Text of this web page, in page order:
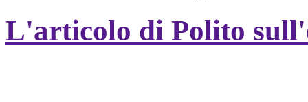
L'articolo di Polito